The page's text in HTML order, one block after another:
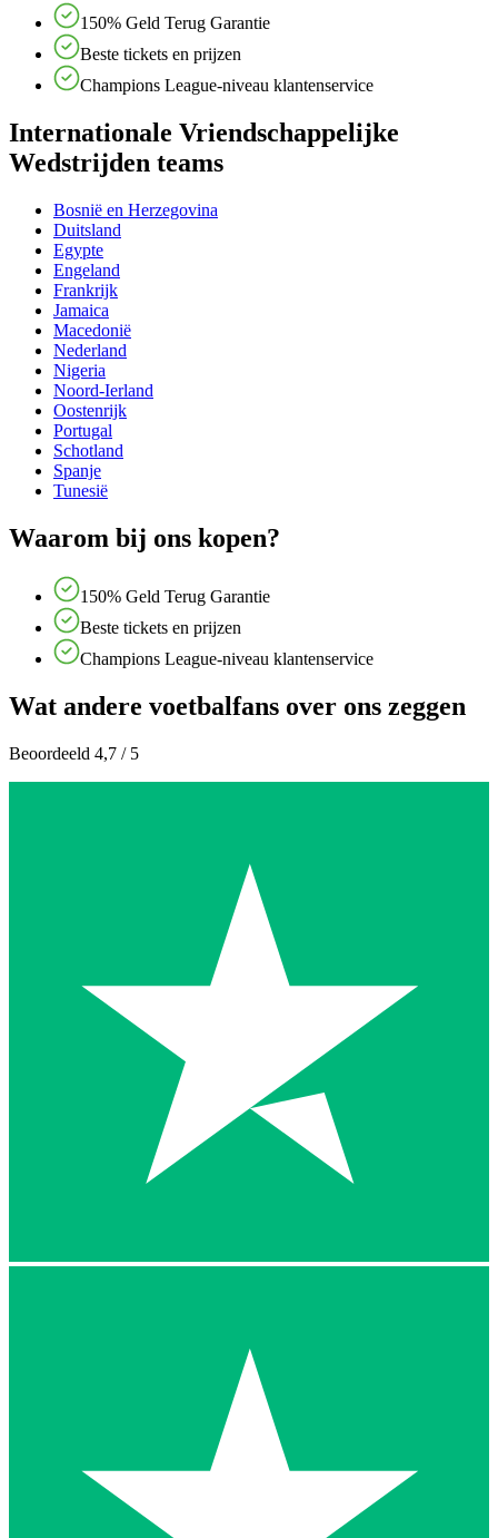
150% Geld Terug Garantie
Beste tickets en prijzen
Champions League-niveau klantenservice
Internationale Vriendschappelijke
Wedstrijden teams
Bosnië en Herzegovina
Duitsland
Egypte
Engeland
Frankrijk
Jamaica
Macedonië
Nederland
Nigeria
Noord-Ierland
Oostenrijk
Portugal
Schotland
Spanje
Tunesië
Waarom bij ons kopen?
150% Geld Terug Garantie
Beste tickets en prijzen
Champions League-niveau klantenservice
Wat andere voetbalfans over ons zeggen
Beoordeeld 4,7 / 5